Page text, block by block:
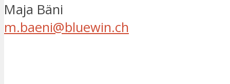
Maja Bäni
m.baeni@bluewin.ch